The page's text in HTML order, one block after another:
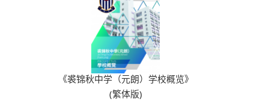
《裘锦秋中学（元朗）学校概览》
(繁体版)